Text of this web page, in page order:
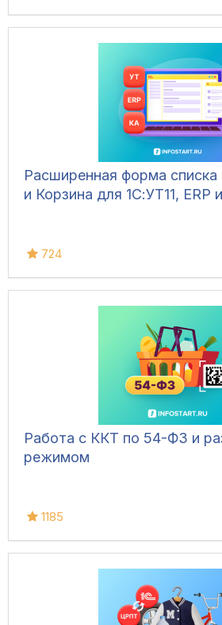
Расширенная форма
и Корзина для 1С:УТ11, ERP
724
Работа с ККТ по 54-ФЗ и
режимом
1185